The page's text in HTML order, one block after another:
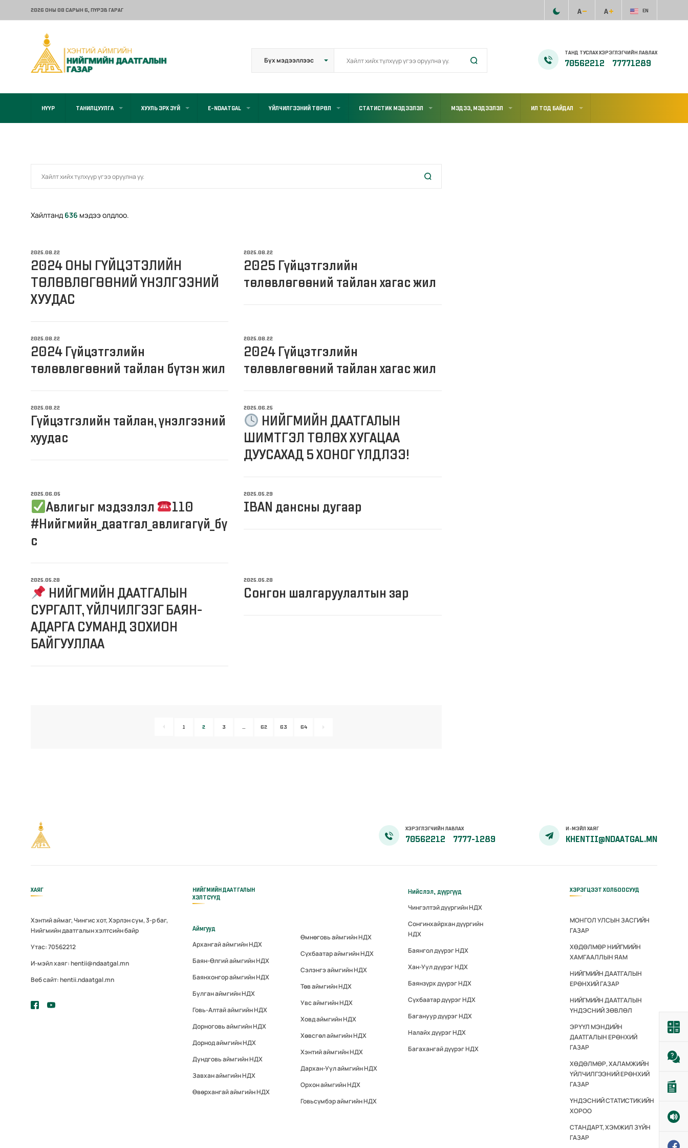
2026 ОНЫ 08 САРЫН 6, ПҮРЭВ ГАРАГ EN
ТАНД ТУСЛАХ ХЭРЭГЛЭГЧИЙН ЛАВЛАХ
70562212 77771289
НҮҮР ТАНИЛЦУУЛГА ХУУЛЬ ЭРХ ЗҮЙ E-NDAATGAL ҮЙЛЧИЛГЭЭНИЙ ТӨРӨЛ СТАТИСТИК МЭДЭЭЛЭЛ МЭДЭЭ, МЭДЭЭЛЭЛ ИЛ ТОД БАЙДАЛ
Хайлтанд 636 мэдээ олдлоо.
2025.08.22
2024 ОНЫ ГҮЙЦЭТЭЛИЙН
ТӨЛӨВЛӨГӨӨНИЙ ҮНЭЛГЭЭНИЙ
ХУУДАС
2025.08.22
2025 Гүйцэтгэлийн
төлөвлөгөөний тайлан хагас жил
2025.08.22
2024 Гүйцэтгэлийн
төлөвлөгөөний тайлан бүтэн жил
2025.08.22
2024 Гүйцэтгэлийн
төлөвлөгөөний тайлан хагас жил
2025.08.22
Гүйцэтгэлийн тайлан, үнэлгээний
хуудас
2025.06.25
НИЙГМИЙН ДААТГАЛЫН
ШИМТГЭЛ ТӨЛӨХ ХУГАЦАА
ДУУСАХАД 5 ХОНОГ ҮЛДЛЭЭ!
2025.06.05
Авлигыг мэдээлэл
110
#Нийгмийн_даатгал_авлигагүй_бү
с
2025.05.29
IBAN дансны дугаар
2025.05.28
НИЙГМИЙН ДААТГАЛЫН
СУРГАЛТ, ҮЙЛЧИЛГЭЭГ БАЯН-
АДАРГА СУМАНД ЗОХИОН
БАЙГУУЛЛАА
2025.05.28
Сонгон шалгаруулалтын зар
1 2 3 … 62 63 64
ХЭРЭГЛЭГЧИЙН ЛАВЛАХ
70562212 7777-1289
И-МЭЙЛ ХАЯГ
KHENTII@NDAATGAL.MN
ХАЯГ
Хэнтий аймаг, Чингис хот, Хэрлэн сум, 3-р баг,
Нийгмийн даатгалын хэлтсийн байр
Утас: 70562212
И-мэйл хаяг: hentii@ndaatgal.mn
Веб сайт: hentii.ndaatgal.mn
НИЙГМИЙН ДААТГАЛЫН
ХЭЛТСҮҮД
Аймгууд
Архангай аймгийн НДХ
Баян-Өлгий аймгийн НДХ
Баянхонгор аймгийн НДХ
Булган аймгийн НДХ
Говь-Алтай аймгийн НДХ
Дорноговь аймгийн НДХ
Дорнод аймгийн НДХ
Дундговь аймгийн НДХ
Завхан аймгийн НДХ
Өвөрхангай аймгийн НДХ
Өмнөговь аймгийн НДХ
Сүхбаатар аймгийн НДХ
Сэлэнгэ аймгийн НДХ
Төв аймгийн НДХ
Увс аймгийн НДХ
Ховд аймгийн НДХ
Хөвсгөл аймгийн НДХ
Хэнтий аймгийн НДХ
Дархан-Уул аймгийн НДХ
Орхон аймгийн НДХ
Говьсүмбэр аймгийн НДХ
Нийслэл, дүүргүүд
Чингэлтэй дүүргийн НДХ
Сонгинхайрхан дүүргийн
НДХ
Баянгол дүүрэг НДХ
Хан-Уул дүүрэг НДХ
Баянзүрх дүүрэг НДХ
Сүхбаатар дүүрэг НДХ
Багануур дүүрэг НДХ
Налайх дүүрэг НДХ
Багахангай дүүрэг НДХ
ХЭРЭГЦЭЭТ ХОЛБООСУУД
МОНГОЛ УЛСЫН ЗАСГИЙН
ГАЗАР
ХӨДӨЛМӨР НИЙГМИЙН
ХАМГААЛЛЫН ЯАМ
НИЙГМИЙН ДААТГАЛЫН
ЕРӨНХИЙ ГАЗАР
НИЙГМИЙН ДААТГАЛЫН
ҮНДЭСНИЙ ЗӨВЛӨЛ
ЭРҮҮЛ МЭНДИЙН
ДААТГАЛЫН ЕРӨНХИЙ
ГАЗАР
ХӨДӨЛМӨР, ХАЛАМЖИЙН
ҮЙЛЧИЛГЭЭНИЙ ЕРӨНХИЙ
ГАЗАР
ҮНДЭСНИЙ СТАТИСТИКИЙН
ХОРОО
СТАНДАРТ, ХЭМЖИЛ ЗҮЙН
ГАЗАР